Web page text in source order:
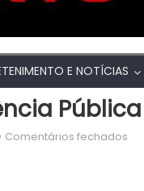
E NOTÍCIAS
Comentários fechados